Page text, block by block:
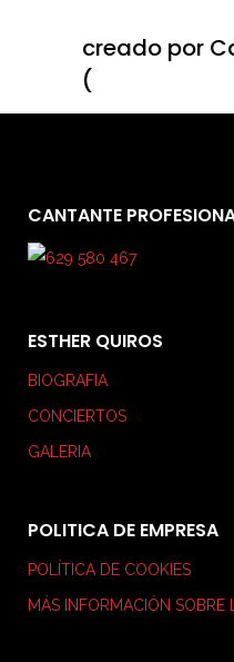
creado por
(
CANTANTE
ESTHER QUIROS
BIOGRAFIA
CONCIERTOS
GALERIA
POLITICA DE EMPRESA
POLÍTICA DE COOKIES
MÁS INFORMACIÓN SOBRE